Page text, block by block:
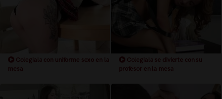
Colegiala con uniforme sexo en la
mesa
Colegiala se divierte con su
profesor en la mesa